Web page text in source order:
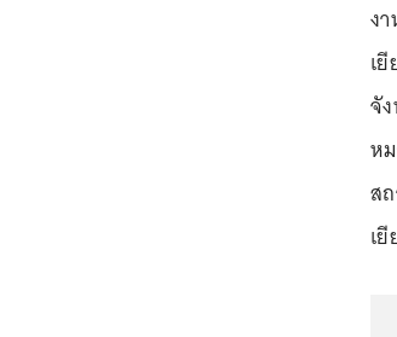
ง
เ
จั
ห
ส
เ